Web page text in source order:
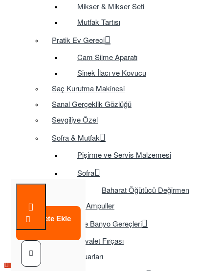
Mikser & Mikser Seti
Mutfak Tartısı
Pratik Ev Gereci
Cam Silme Aparatı
Sinek İlacı ve Kovucu
Saç Kurutma Makinesi
Sanal Gerçeklik Gözlüğü
Sevgiliye Özel
Sofra & Mutfak
Pişirme ve Servis Malzemesi
Sofra
Baharat Öğütücü Değirmen
Tasarruflu Ampuller
Temizlik ve Banyo Gereçleri
Tuvalet Fırçası
TV Aksesuarları
Sepete Ekle
Çok Satılan Ürün
Çok Satılan Ürün